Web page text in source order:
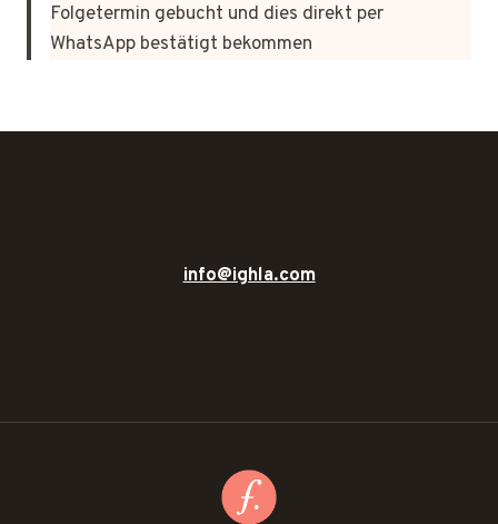
Folgetermin gebucht und dies direkt per
WhatsApp bestätigt bekommen
info@ighla.com